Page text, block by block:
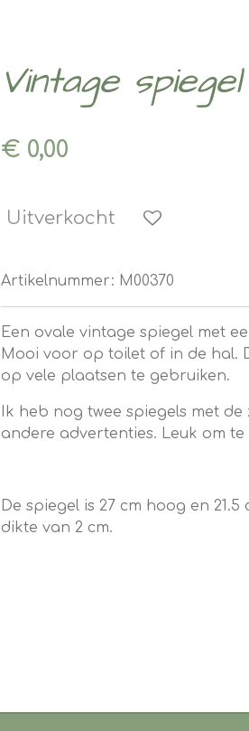
Vintage spiegel
€ 0,00
Uitverkocht
Artikelnummer: M00370
Een ovale vintage spiegel met
Mooi voor op toilet of in de hal.
op vele plaatsen te gebruiken.
Ik heb nog twee spiegels met
andere advertenties. Leuk om
De spiegel is 27 cm hoog en
dikte van 2 cm.